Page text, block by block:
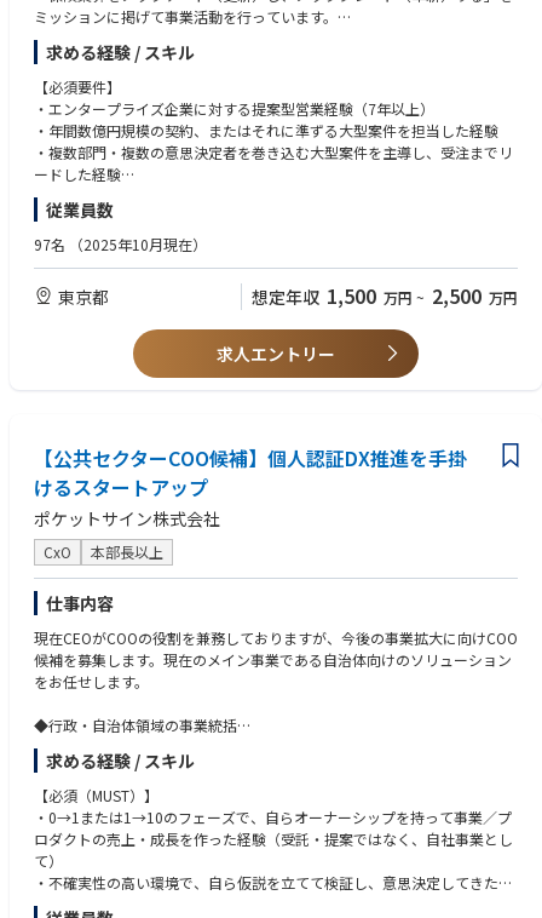
ムワークのカルチャーの中で、継続的に学ぶことができるトレーニングプ
ログラムやキャリアアドバイザー制度を活用しながら、新たなキャリアを
進んでいただくことができます。
チームワーク、新たなテクノロジーの習得を通じて、クライアントの問題
解決に応えるアバナードは、その先で私達の仕事の結果、人の働き方、コ
ミュニケーションやコラボレーションなど真のヒューマンインパクトをも
たらせることができるかを原動力に日々活躍しています。
アバナードのインクルージョン＆ダイバーシティ（I&D）に関する情報は
https://www.avanade.com/ja-jp/about/responsible-business
＊＊
アバナードではグローバルレベルで以下を共通のテーマに持ち、日々業務
に取り組んでおります。
・Create a future for our people that focuses on:
- Learning and pivoting
・Inspire greatness in our people by:
- Empowering every voice
- Encouraging boldness
- Celebrating progress
・Accelerate the impact of our people by:
- Amazing the client
- Prioritizing what matters
UiPath株式会社は本社直下のリージョンに昇格し、日本を最重要拠点と位
置づける戦略のもと、
日本から世界へソリューションを発信することを目指しています。
UiPathは、好奇心旺盛で、自ら進んで動けるフットワークの軽い人材を求
めています。
ビジネスのスピードや変化を喜びとし、互いを思いやり、ともに成長し続
けられる仲間が必要です。
UiPathでエージェンティックオートメーションを実現し、共に社会を変革
しましょう。
ミッションに掲げて事業活動を行っています。
産業の歴史も長く、国民の生活の安心・安全として機能しているインフラ
商品である保険が、必要としている個人・法人に正しく届くよう、保険を
提供をしている企業に対してSaaS型の業務管理システムを提供していま
す。
「保険流通のプラットフォーム」を標榜し、まずは企業の中でも数多く存
在する保険代理店にフォーカスを当てています。
日本の保険市場は、生命保険が約37兆円、損害保険が約9兆円とあわせて
約46兆円に達する巨大なマーケットとなっており、世界第4位の規模を誇
っています。国内の世帯加入率は88％を超え、日本は世界屈指の保険大国
一方で保険への加入経路は、依然として自社の営業担当を通じ契約するこ
保険流通において欠かせない役割を担っており、クライアントと保険をつ
なぐ保険代理店の募集人をDXで支援することにより、誰もが正しく適切に
大手損害保険会社・生命保険会社を中心としたエンタープライズアカウン
トをご担当いただきます。
単なるプロダクト営業ではなく、保険会社の経営や事業戦略を起点に、AI
やSaaS、BPaaSなど様々なソリューションを組み合わせて設計し、中長期
的なパートナーシップを構築していただきます。
また、代表をはじめとした経営陣がエグゼクティブスポンサーとして案件
に参画するため、社内外の多様なステークホルダーを巻き込みながら、数
年単位の大型案件を推進していただきます。
＜具体的な業務内容＞
◾️Strategic Account Planning
・大手保険会社に対するアカウントプランおよびテリトリープランの策
定・実行
・保険会社の経営戦略、事業課題を理解し、中長期的なアカウント戦略を
設計
・パイプラインおよびフォーキャストを管理し、継続的な事業成長の実現
◾️Enterprise Solution Selling
・数億円規模の案件創出、提案およびクロージング
・CxO、事業責任者、DX部門、営業企画、システム部門など多数のステー
ホルダーとのリレーション構築
・顧客の顕在・潜在課題を整理し、経営課題に対する変革シナリオを設
求める経験 / スキル
【必須要件】
・エンタープライズ企業に対する提案型営業経験（7年以上）
・年間数億円規模の契約、またはそれに準ずる大型案件を担当した経験
・複数部門・複数の意思決定者を巻き込む大型案件を主導し、受注までリ
ードした経験
・CxOや部門長クラスとの折衝・提案経験
【歓迎要件】
・SaaSまたはエンタープライズソフトウェアの営業経験
・新規市場や新規事業の立ち上げ、GTMの構築経験
・営業プロセスやアカウント攻略手法の型化・仕組み化を推進した経験
【求める人物像】
計できる方
・社内外の多様なステークホルダーを巻き込みながら、複雑な案件を主体
的に推進できる方
・長期間の商談においても粘り強く関係構築を行い、着実に成果へつなげ
られる方
・自身の成功パターンを言語化し、営業組織全体へ還元できる方
・高い倫理観を持ち、保険会社との長期的な信頼関係を構築できる方
従業員数
97名 （2025年10月現在）
東京都 想定年収 1,500 万円 ~ 2,500 万円
求人エントリー
【公共セクターCOO候補】個人認証DX推進を手掛
けるスタートアップ
ポケットサイン株式会社
CxO 本部長以上
仕事内容
現在CEOがCOOの役割を兼務しておりますが、今後の事業拡大に向けCOO
候補を募集します。現在のメイン事業である自治体向けのソリューション
をお任せします。
◆行政・自治体領域の事業統括
・国や自治体との共同プロジェクトの設計、折衝、進行管理
・社会実装を見据えた制度、コンプライアンス対応
・公共領域特有のリスク管理と品質担保
◆事業戦略・収益モデルの構築（P/L責任）
・CEOと共に経営計画、中長期の事業構造を描く
・目標達成に向けた事業戦略の策定
求める経験 / スキル
【必須（MUST）】
・0→1または1→10のフェーズで、自らオーナーシップを持って事業／プ
ロダクトの売上・成長を作った経験（受託・提案ではなく、自社事業とし
て）
・不確実性の高い環境で、自ら仮説を立てて検証し、意思決定してきた経
験